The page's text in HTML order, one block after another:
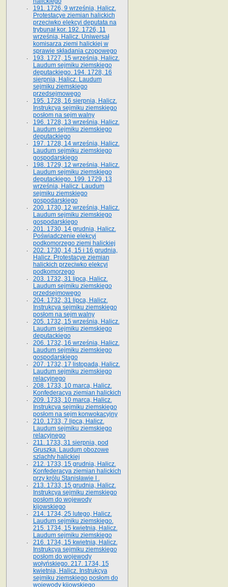
191. 1726, 9 września, Halicz.
Protestacye ziemian halickich
przeciwko elekcyi deputata na
trybunał kor. 192. 1726, 11
września, Halicz. Uniwersał
komisarza ziemi halickiej w
sprawie składania czopowego
193. 1727, 15 września, Halicz.
Laudum sejmiku ziemskiego
deputackiego. 194. 1728, 16
sierpnia, Halicz. Laudum
sejmiku ziemskiego
przedsejmowego
195. 1728, 16 sierpnia, Halicz.
Instrukcya sejmiku ziemskiego
posłom na sejm walny
196. 1728, 13 września, Halicz.
Laudum sejmiku ziemskiego
deputackiego
197. 1728, 14 września, Halicz.
Laudum sejmiku ziemskiego
gospodarskiego
198. 1729, 12 września, Halicz.
Laudum sejmiku ziemskiego
deputackiego. 199. 1729, 13
września, Halicz. Laudum
sejmiku ziemskiego
gospodarskiego
200. 1730, 12 września, Halicz.
Laudum sejmiku ziemskiego
gospodarskiego
201. 1730, 14 grudnia, Halicz.
Poświadczenie elekcyi
podkomorzego ziemi halickiej
202. 1730, 14, 15 i 16 grudnia,
Halicz. Protestacye ziemian
halickich przeciwko elekcyi
podkomorzego
203. 1732, 31 lipca, Halicz.
Laudum sejmiku ziemskiego
przedsejmowego
204. 1732, 31 lipca, Halicz.
Instrukcya sejmiku ziemskiego
posłom na sejm walny
205. 1732, 15 września, Halicz.
Laudum sejmiku ziemskiego
deputackiego
206. 1732, 16 września, Halicz.
Laudum sejmiku ziemskiego
gospodarskiego
207. 1732, 17 listopada, Halicz.
Laudum sejmiku ziemskiego
relacyjnego
208. 1733, 10 marca, Halicz.
Konfederacya ziemian halickich­
209. 1733, 10 marca, Halicz.
Instrukcya sejmiku ziemskiego
posłom na sejm konwokacyjny
210. 1733, 7 lipca, Halicz.
Laudum sejmiku ziemskiego
relacyjnego
211. 1733, 31 sierpnia, pod
Gruszką. Laudum obozowe
szlachty halickiej
212. 1733, 15 grudnia, Halicz.
Konfederacya ziemian halickich
przy królu Stanisławie I .
213. 1733, 15 grudnia, Halicz.
Instrukcya sejmiku ziemskiego
posłom do wojewody
kijowskiego
214. 1734, 25 lutego, Halicz.
Laudum sejmiku ziemskiego.
215. 1734, 15 kwietnia, Halicz.
Laudum sejmiku ziemskiego
216. 1734, 15 kwietnia, Halicz.
Instrukcya sejmiku ziemskiego
posłom do wojewody
wołyńskiego. 217. 1734, 15
kwietnia, Halicz. Instrukcya
sejmiku ziemskiego posłom do
wojewody kijowskiego